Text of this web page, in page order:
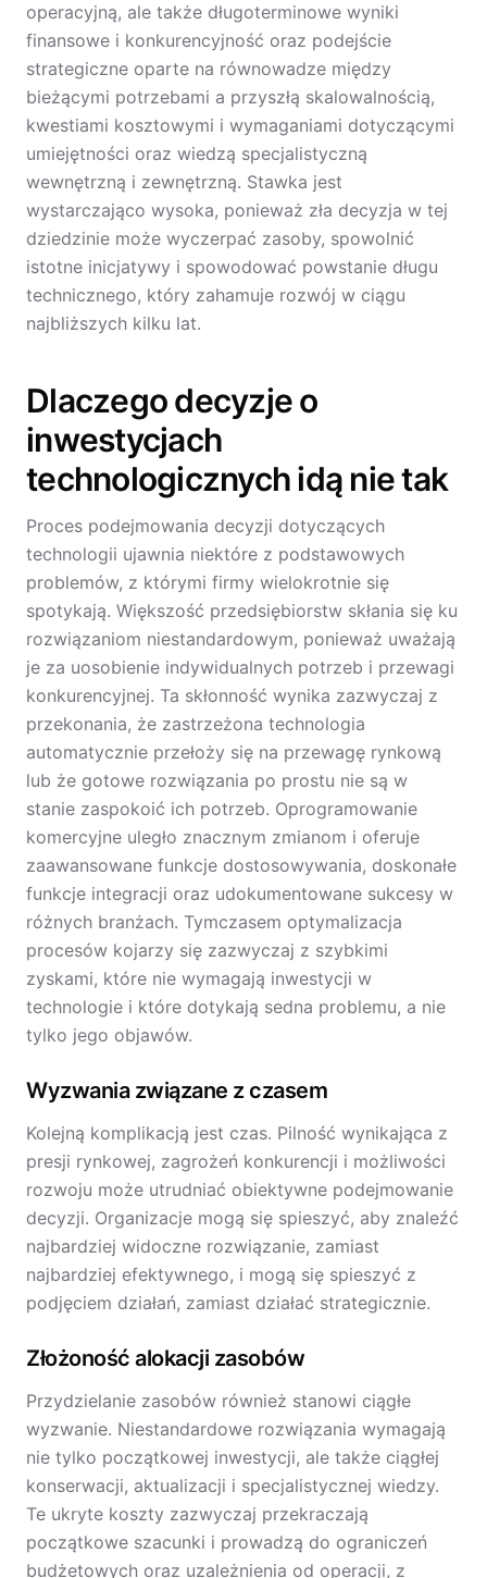
operacyjną, ale także długoterminowe wyniki
finansowe i konkurencyjność oraz podejście
strategiczne oparte na równowadze między
bieżącymi potrzebami a przyszłą skalowalnością,
kwestiami kosztowymi i wymaganiami dotyczącymi
umiejętności oraz wiedzą specjalistyczną
wewnętrzną i zewnętrzną. Stawka jest
wystarczająco wysoka, ponieważ zła decyzja w tej
dziedzinie może wyczerpać zasoby, spowolnić
istotne inicjatywy i spowodować powstanie długu
technicznego, który zahamuje rozwój w ciągu
najbliższych kilku lat.
Dlaczego decyzje o
inwestycjach
technologicznych idą nie tak
Proces podejmowania decyzji dotyczących
technologii ujawnia niektóre z podstawowych
problemów, z którymi firmy wielokrotnie się
spotykają. Większość przedsiębiorstw skłania się ku
rozwiązaniom niestandardowym, ponieważ uważają
je za uosobienie indywidualnych potrzeb i przewagi
konkurencyjnej. Ta skłonność wynika zazwyczaj z
przekonania, że zastrzeżona technologia
automatycznie przełoży się na przewagę rynkową
lub że gotowe rozwiązania po prostu nie są w
stanie zaspokoić ich potrzeb. Oprogramowanie
komercyjne uległo znacznym zmianom i oferuje
zaawansowane funkcje dostosowywania, doskonałe
funkcje integracji oraz udokumentowane sukcesy w
różnych branżach. Tymczasem optymalizacja
procesów kojarzy się zazwyczaj z szybkimi
zyskami, które nie wymagają inwestycji w
technologie i które dotykają sedna problemu, a nie
tylko jego objawów.
Wyzwania związane z czasem
Kolejną komplikacją jest czas. Pilność wynikająca z
presji rynkowej, zagrożeń konkurencji i możliwości
rozwoju może utrudniać obiektywne podejmowanie
decyzji. Organizacje mogą się spieszyć, aby znaleźć
najbardziej widoczne rozwiązanie, zamiast
najbardziej efektywnego, i mogą się spieszyć z
podjęciem działań, zamiast działać strategicznie.
Złożoność alokacji zasobów
Przydzielanie zasobów również stanowi ciągłe
wyzwanie. Niestandardowe rozwiązania wymagają
nie tylko początkowej inwestycji, ale także ciągłej
konserwacji, aktualizacji i specjalistycznej wiedzy.
Te ukryte koszty zazwyczaj przekraczają
początkowe szacunki i prowadzą do ograniczeń
budżetowych oraz uzależnienia od operacji, z